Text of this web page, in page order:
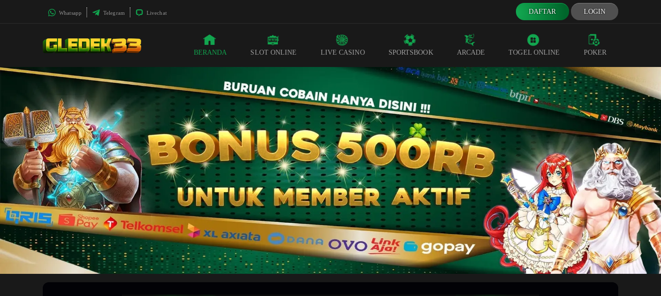
Whatsapp Telegram Livechat DAFTAR LOGIN
BERANDA SLOT ONLINE LIVE CASINO SPORTSBOOK ARCADE TOGEL ONLINE POKER